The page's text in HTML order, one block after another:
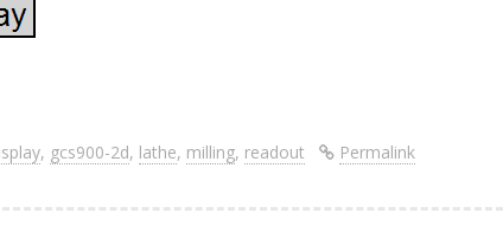
, gcs900-2d, lathe, milling, readout Permalink